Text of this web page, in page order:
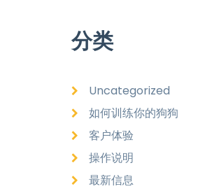
分类
Uncategorized
如何训练你的狗狗
客户体验
操作说明
最新信息